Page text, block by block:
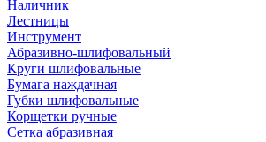
Наличник
Лестницы
Инструмент
Абразивно-шлифовальный
Круги шлифовальные
Бумага наждачная
Губки шлифовальные
Корщетки ручные
Сетка абразивная